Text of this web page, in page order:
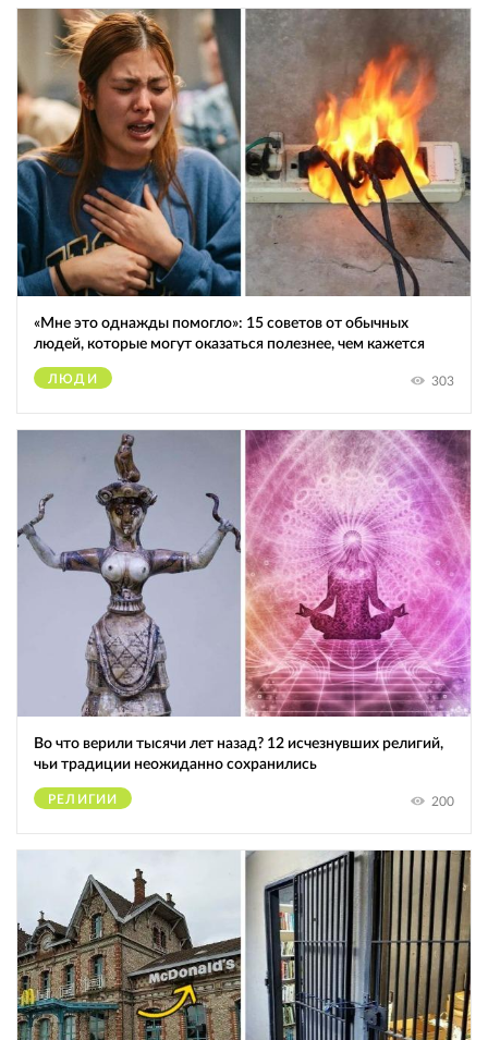
«Мне это однажды помогло»: 15 советов от обычных
людей, которые могут оказаться полезнее, чем кажется
ЛЮДИ 303
Во что верили тысячи лет назад? 12 исчезнувших религий,
чьи традиции неожиданно сохранились
РЕЛИГИИ 200